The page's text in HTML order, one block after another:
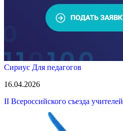
Сириус Для педагогов
16.04.2026
II Всероссийского съезда